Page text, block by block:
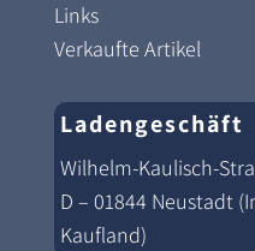
Links
Verkaufte Artikel
Ladengeschäft
Wilhelm-Kaulisch-
D – 01844 Neustadt
Kaufland)